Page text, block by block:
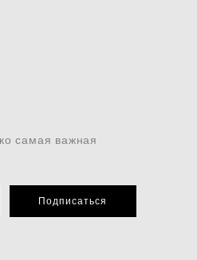
самая важная
Подписаться